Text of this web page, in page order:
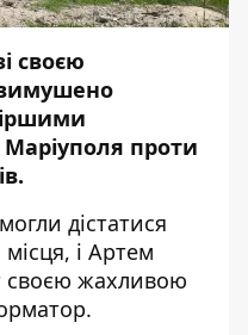
своєю
проти
дістатися
і Артем
своєю жахливою
.